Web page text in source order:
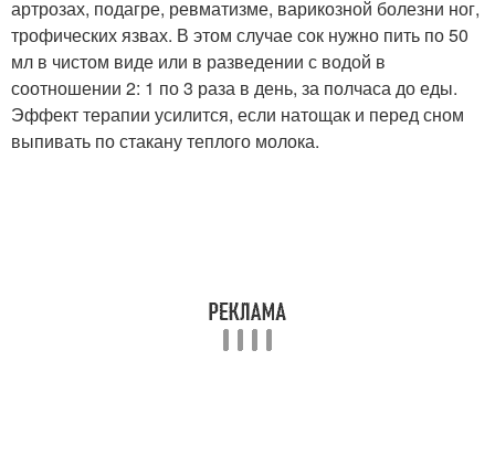
артрозах, подагре, ревматизме, варикозной болезни ног,
трофических язвах. В этом случае сок нужно пить по 50
мл в чистом виде или в разведении с водой в
соотношении 2: 1 по 3 раза в день, за полчаса до еды.
Эффект терапии усилится, если натощак и перед сном
выпивать по стакану теплого молока.